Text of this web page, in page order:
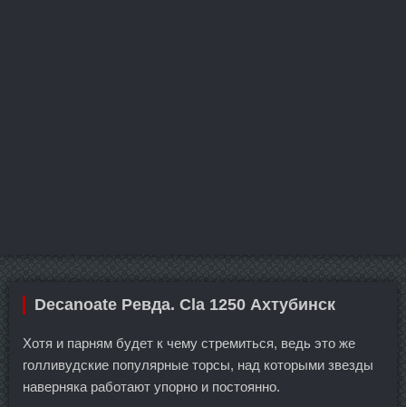
Decanoate Ревда. Cla 1250 Ахтубинск
Хотя и парням будет к чему стремиться, ведь это же
голливудские популярные торсы, над которыми звезды
наверняка работают упорно и постоянно.